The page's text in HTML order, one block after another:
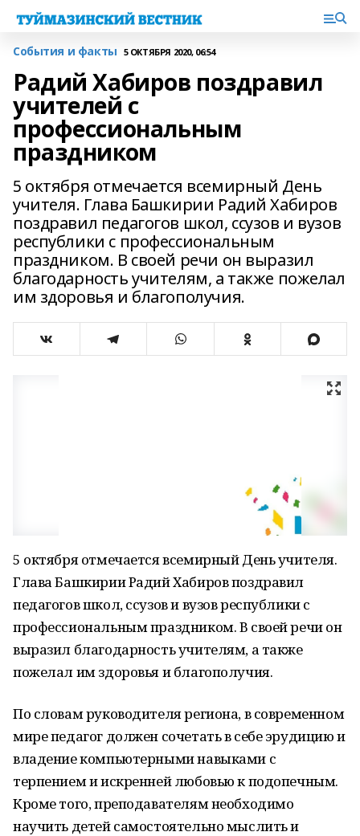
События и факты 5 ОКТЯБРЯ 2020, 06:54
Радий Хабиров поздравил
учителей с
профессиональным
праздником
5 октября отмечается всемирный День
учителя. Глава Башкирии Радий Хабиров
поздравил педагогов школ, ссузов и вузов
республики с профессиональным
праздником. В своей речи он выразил
благодарность учителям, а также пожелал
им здоровья и благополучия.
5 октября отмечается всемирный День учителя.
Глава Башкирии Радий Хабиров поздравил
педагогов школ, ссузов и вузов республики с
профессиональным праздником. В своей речи он
выразил благодарность учителям, а также
пожелал им здоровья и благополучия.
По словам руководителя региона, в современном
мире педагог должен сочетать в себе эрудицию и
владение компьютерными навыками с
терпением и искренней любовью к подопечным.
Кроме того, преподавателям необходимо
научить детей самостоятельно мыслить и